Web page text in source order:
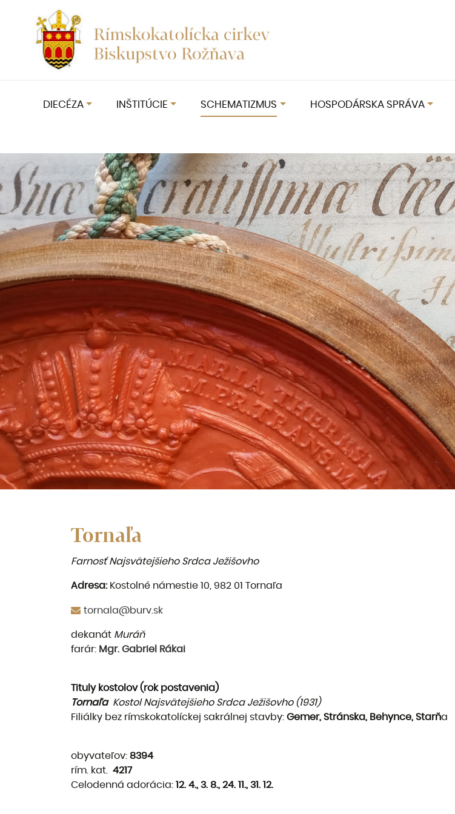
DIECÉZA INŠTITÚCIE SCHEMATIZMUS HOSPODÁRSKA SPRÁVA
Tornaľa
Farnosť Najsvätejšieho Srdca Ježišovho
Adresa: Kostolné námestie 10, 982 01 Tornaľa
tornala@burv.sk
dekanát Muráň
farár: Mgr. Gabriel Rákai
Tituly kostolov (rok postavenia)
Tornaľa Kostol Najsvätejšieho Srdca Ježišovho (1931)
Filiálky bez rímskokatolíc­kej sakrálnej stavby: Gemer, Stránska, Behynce, Starňa
obyvateľov: 8394
rím. kat. 4217
Celodenná adorácia: 12. 4., 3. 8., 24. 11., 31. 12.